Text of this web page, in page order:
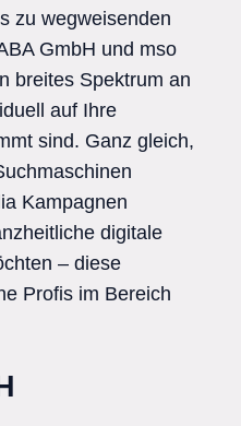
zu wegweisenden
GmbH und mso
breites Spektrum an
auf Ihre
sind. Ganz gleich,
Kampagnen
digitale
– diese
Profis im Bereich